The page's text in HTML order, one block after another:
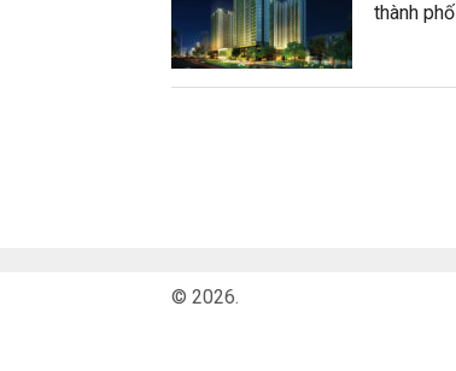
thành phố
© 2026.